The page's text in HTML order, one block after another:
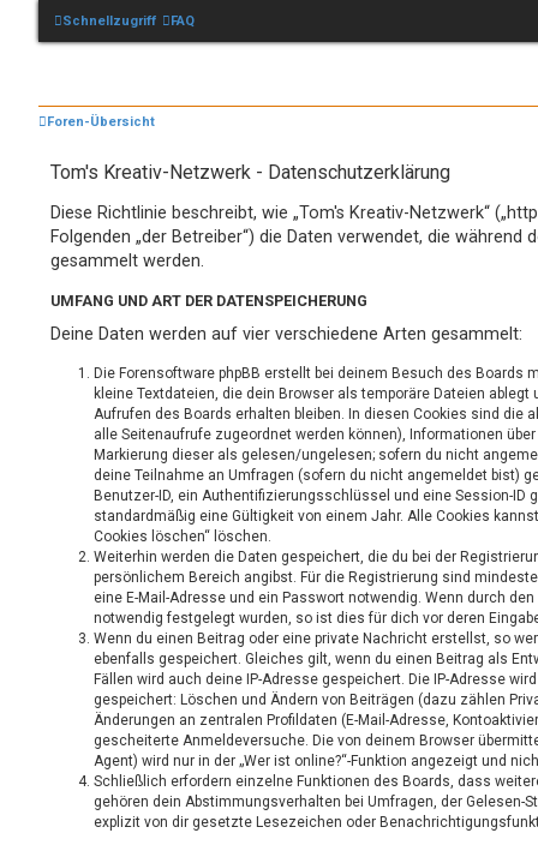
Schnellzugriff FAQ
Foren-Übersicht
Tom's Kreativ-Netzwerk - Datenschutzerklärung
Diese Richtlinie beschreibt, wie „Tom's Kreativ-Netzwerk“
Folgenden „der Betreiber“) die Daten verwendet, die während
gesammelt werden.
UMFANG UND ART DER DATENSPEICHERUNG
Deine Daten werden auf vier verschiedene Arten gesammelt:
Die Forensoftware phpBB erstellt bei deinem Besuch des Boards
kleine Textdateien, die dein Browser als temporäre Dateien
Aufrufen des Boards erhalten bleiben. In diesen Cookies sind die
alle Seitenaufrufe zugeordnet werden können), Informationen
Markierung dieser als gelesen/ungelesen; sofern du nicht
deine Teilnahme an Umfragen (sofern du nicht angemeldet bist)
Benutzer-ID, ein Authentifizierungsschlüssel und eine Session-ID
standardmäßig eine Gültigkeit von einem Jahr. Alle Cookies
Cookies löschen“ löschen.
Weiterhin werden die Daten gespeichert, die du bei der
persönlichem Bereich angibst. Für die Registrierung sind
eine E-Mail-Adresse und ein Passwort notwendig. Wenn durch
notwendig festgelegt wurden, so ist dies für dich vor deren
Wenn du einen Beitrag oder eine private Nachricht erstellst, so
ebenfalls gespeichert. Gleiches gilt, wenn du einen Beitrag als
Fällen wird auch deine IP-Adresse gespeichert. Die IP-Adresse
gespeichert: Löschen und Ändern von Beiträgen (dazu zählen
Änderungen an zentralen Profildaten (E-Mail-Adresse,
gescheiterte Anmeldeversuche. Die von deinem Browser
Agent) wird nur in der „Wer ist online?“-Funktion angezeigt und
Schließlich erfordern einzelne Funktionen des Boards, dass
gehören dein Abstimmungsverhalten bei Umfragen, der Gelesen-
explizit von dir gesetzte Lesezeichen oder